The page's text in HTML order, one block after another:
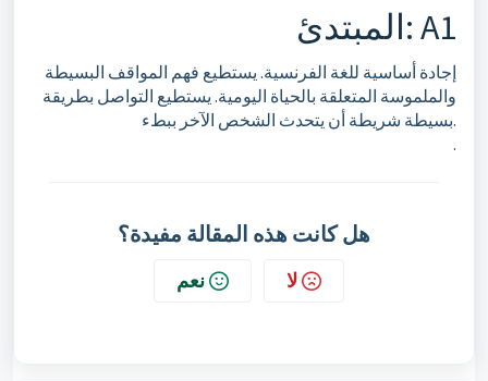
المبتدئ: A1
إجادة أساسية للغة الفرنسية. يستطيع فهم المواقف البسيطة
والملموسة المتعلقة بالحياة اليومية. يستطيع التواصل بطريقة
بسيطة شريطة أن يتحدث الشخص الآخر ببطء.
.
هل كانت هذه المقالة مفيدة؟
لا نعم